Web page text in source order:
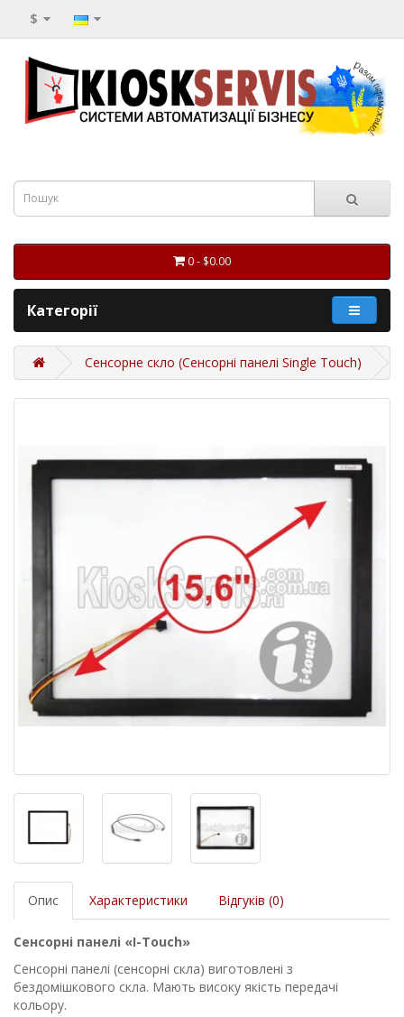
$
0 - $0.00
Категорії
Сенсорне скло (Сенсорні панелі Single Touch)
Опис Характеристики Відгуків (0)
Сенсорні панелі «I-Touch»
Сенсорні панелі (сенсорні скла) виготовлені з
бездомішкового скла. Мають високу якість передачі
кольору.